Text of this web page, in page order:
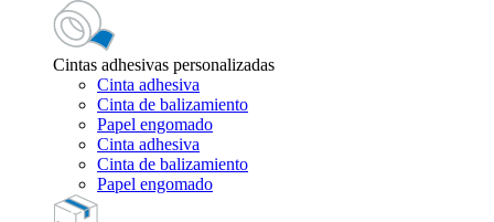
Cintas adhesivas personalizadas
Cinta adhesiva
Cinta de balizamiento
Papel engomado
Cinta adhesiva
Cinta de balizamiento
Papel engomado